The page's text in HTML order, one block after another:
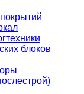
блоков